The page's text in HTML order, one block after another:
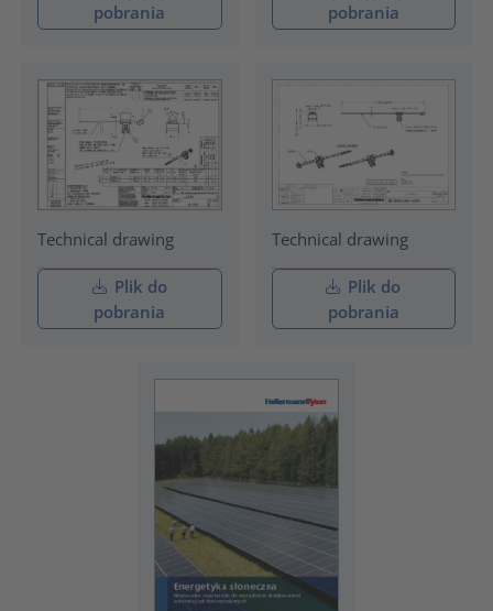
pobrania
pobrania
Technical drawing
Plik do
pobrania
Technical drawing
Plik do
pobrania